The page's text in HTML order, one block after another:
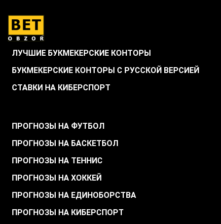
ЛУЧШИЕ БУКМЕКЕРСКИЕ КОНТОРЫ
БУКМЕКЕРСКИЕ КОНТОРЫ С РУССКОЙ ВЕРСИЕЙ
СТАВКИ НА КИБЕРСПОРТ
ПРОГНОЗЫ НА ФУТБОЛ
ПРОГНОЗЫ НА БАСКЕТБОЛ
ПРОГНОЗЫ НА ТЕННИС
ПРОГНОЗЫ НА ХОККЕЙ
ПРОГНОЗЫ НА ЕДИНОБОРСТВА
ПРОГНОЗЫ НА КИБЕРСПОРТ